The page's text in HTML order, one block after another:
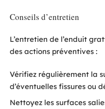
Conseils d’entretien
L’entretien de l’enduit
des actions préventives :
Vérifiez régulièrement la
d’éventuelles fissures ou
Nettoyez les surfaces